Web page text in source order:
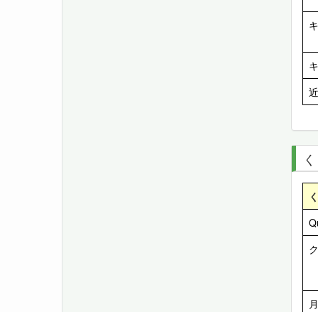
く
く